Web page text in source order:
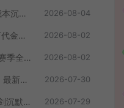
RED三端引擎传奇手游【2003我本沉默】最新整理Win系服务端+安卓苹果PC三端+详细搭建教程 2026-08-04
三网H5策略手游【三国兵临天下代金券内购七合修复版】最新整理单机一键即玩镜像端+Linux手工服务端+管理后台+GM授权后台+简易安卓客户端+详细搭建教程+视频教程 2026-08-02
卡牌回合手游【山海经异兽录11赛季全人物代金券内购版】最新整理WIN系服务端+授权GM后台+管理后台+热更修改工具+安卓+详细搭建教程 2026-08-02
GGE2互通西游【神界天海西柚】最新整理Win系服务端+安卓苹果PC三端+内置GM工具+全套源码+详细搭建教程+视频教程 2026-07-30
RED三端引擎传奇手游【聚义木剑沉默高仿嘟嘟沉默】最新整理Win系服务端+安卓苹果PC三端+详细搭建教程 2026-07-29